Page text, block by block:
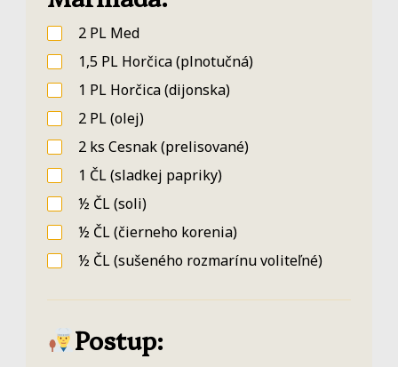
2 PL Med
1,5 PL Horčica(plnotučná)
1 PL Horčica(dijonska)
2 PL(olej)
2 ks Cesnak(prelisované)
1 ČL(sladkej papriky)
½ ČL(soli)
½ ČL(čierneho korenia)
½ ČL(sušeného rozmarínu voliteľné)
Postup: